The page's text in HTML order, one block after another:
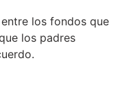
los fondos que
los padres